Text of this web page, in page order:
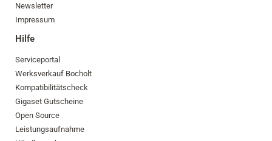
Newsletter
Impressum
Hilfe
Serviceportal
Werksverkauf Bocholt
Kompatibilitätscheck
Gigaset Gutscheine
Open Source
Leistungsaufnahme